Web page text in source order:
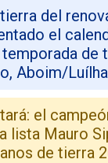
del
el
temporada
Aboim/
el
lista Mauro
de tierra